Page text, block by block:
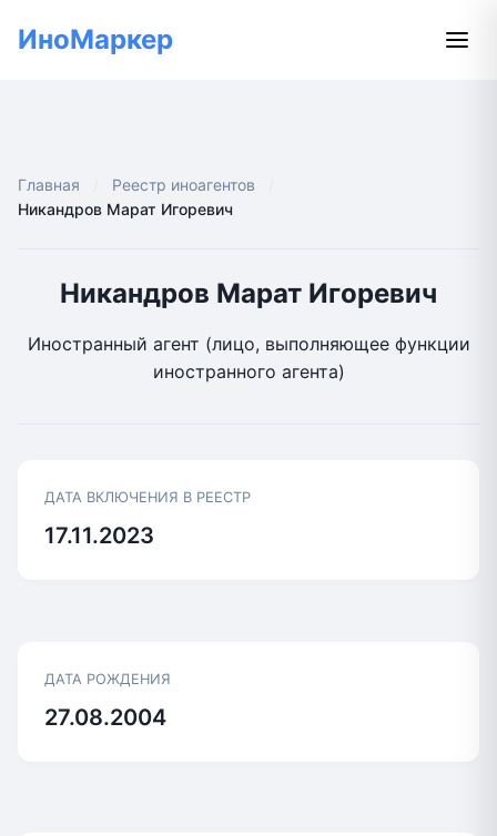
ИноМаркер
Главная
Реестр иноагентов
Никандров Марат Игоревич
Никандров Марат Игоревич
Иностранный агент (лицо, выполняющее функции
иностранного агента)
ДАТА ВКЛЮЧЕНИЯ В РЕЕСТР
17.11.2023
ДАТА РОЖДЕНИЯ
27.08.2004